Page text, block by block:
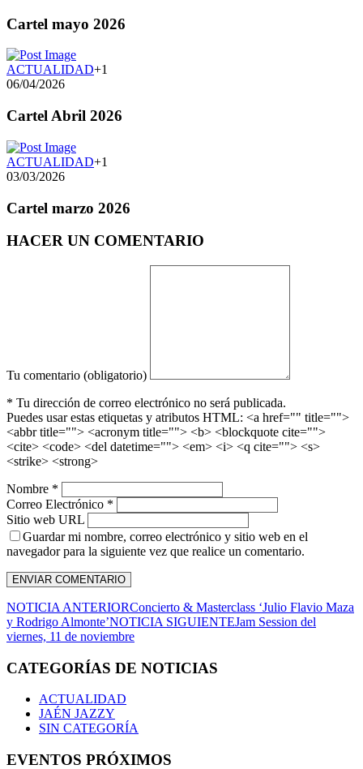
Cartel mayo 2026
ACTUALIDAD+1
06/04/2026
Cartel Abril 2026
ACTUALIDAD+1
03/03/2026
Cartel marzo 2026
HACER UN COMENTARIO
Tu comentario (obligatorio)
* Tu dirección de correo electrónico no será publicada.
Puedes usar estas etiquetas y atributos HTML: <a href="" title="">
<abbr title=""> <acronym title=""> <b> <blockquote cite="">
<cite> <code> <del datetime=""> <em> <i> <q cite=""> <s>
<strike> <strong>
Nombre *
Correo Electrónico *
Sitio web URL
Guardar mi nombre, correo electrónico y sitio web en el
navegador para la siguiente vez que realice un comentario.
NOTICIA ANTERIORConcierto & Masterclass ‘Julio Flavio Maza
y Rodrigo Almonte’NOTICIA SIGUIENTEJam Session del
viernes, 11 de noviembre
CATEGORÍAS DE NOTICIAS
ACTUALIDAD
JAÉN JAZZY
SIN CATEGORÍA
EVENTOS PRÓXIMOS